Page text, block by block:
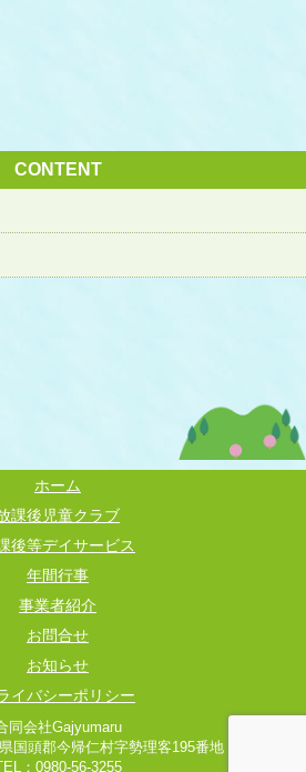
CONTENT
ホーム
課後児童クラブ
後等デイサービス
年間行事
事業者紹介
お問合せ
お知らせ
イバシーポリシー
同会社Gajyumaru
国頭郡今帰仁村字勢理客195番地
：0980-56-3255